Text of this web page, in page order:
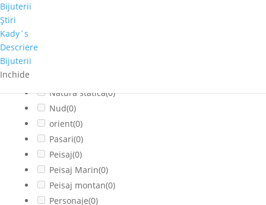
Bijuterii
Ştiri
Kady`s
Descriere
Bijuterii
Inchide
Natura statica(0)
Nud(0)
orient(0)
Pasari(0)
Peisaj(0)
Peisaj Marin(0)
Peisaj montan(0)
Personaje(0)